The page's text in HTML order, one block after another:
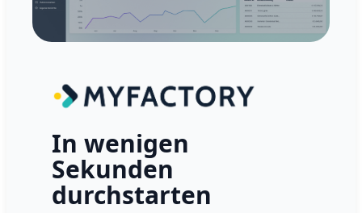
In wenigen
Sekunden
durchstarten